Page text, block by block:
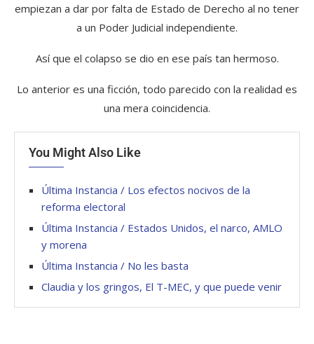
empiezan a dar por falta de Estado de Derecho al no tener
a un Poder Judicial independiente.
Así que el colapso se dio en ese país tan hermoso.
Lo anterior es una ficción, todo parecido con la realidad es
una mera coincidencia.
You Might Also Like
Última Instancia / Los efectos nocivos de la
reforma electoral
Última Instancia / Estados Unidos, el narco, AMLO
y morena
Última Instancia / No les basta
Claudia y los gringos, El T-MEC, y que puede venir